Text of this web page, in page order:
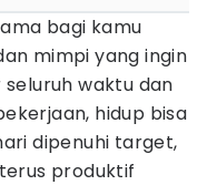
bagi kamu
mimpi yang ingin
waktu dan
hidup bisa
dipenuhi target,
produktif